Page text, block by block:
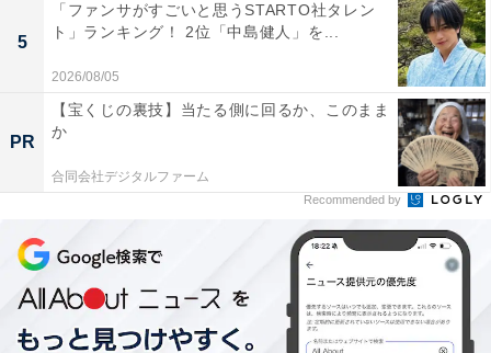
2位は、東京都でした。日本の文化・トレンドの中心で
ある東京には、浅草や原宿など数多くの観光スポットが
あります。また、すしやラーメンなど世界に誇る料理の
一流から最先端までを味わうことができるのも魅力の1
つです。そんな何度訪れても楽しめるところが外国人観
光客からも人気を集めているのでしょう。
5
「ファンサがすごいと思うSTARTO社タレン
ト」ランキング！ 2位「中島健人」を...
2026/08/05
PR
【宝くじの裏技】当たる側に回るか、このまま
か
合同会社デジタルファーム
Recommended by